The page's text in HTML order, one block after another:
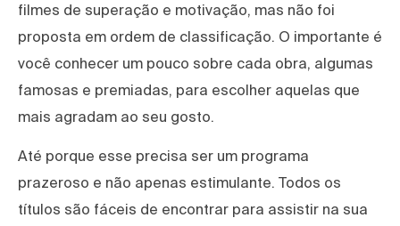
filmes de superação e motivação, mas não foi
proposta em ordem de classificação. O importante é
você conhecer um pouco sobre cada obra, algumas
famosas e premiadas, para escolher aquelas que
mais agradam ao seu gosto.
Até porque esse precisa ser um programa
prazeroso e não apenas estimulante. Todos os
títulos são fáceis de encontrar para assistir na sua